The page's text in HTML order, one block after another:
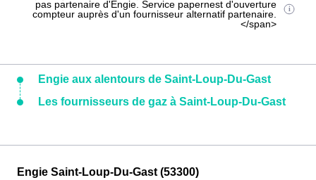
pas partenaire d'Engie. Service papernest d'ouverture
compteur auprès d'un fournisseur alternatif partenaire.
</span>
Engie aux alentours de Saint-Loup-Du-Gast
Les fournisseurs de gaz à Saint-Loup-Du-Gast
Engie Saint-Loup-Du-Gast (53300)